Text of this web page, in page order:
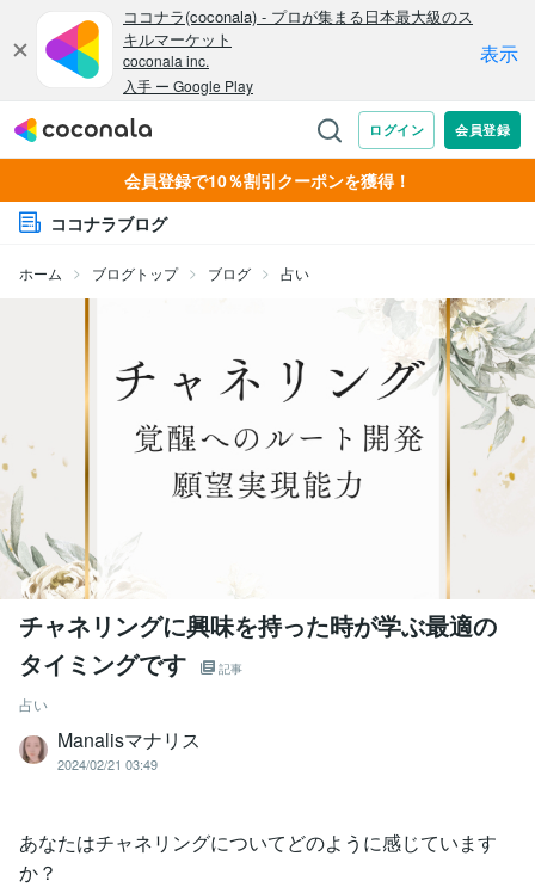
会員登録で10％割引クーポンを獲得！
ココナラブログ
ホーム ブログトップ ブログ 占い
チャネリングに興味を持った時が学ぶ最適の
タイミングです
記事
占い
Manalisマナリス
2024/02/21 03:49
あなたはチャネリングについてどのように感じています
か？